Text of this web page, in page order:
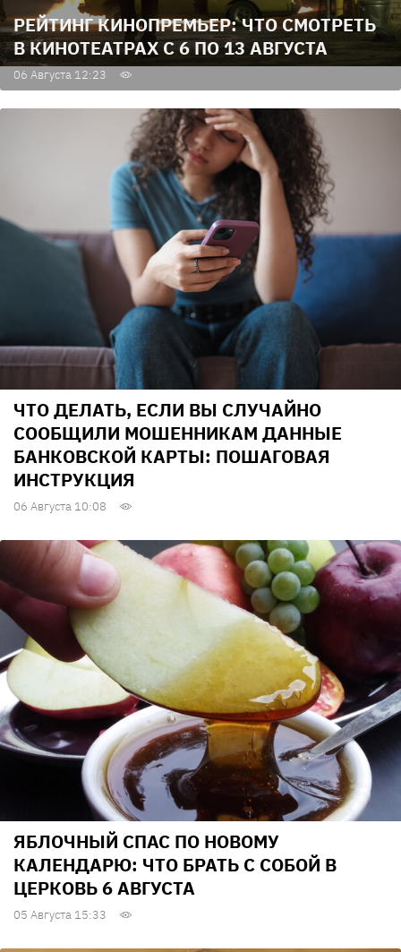
РЕЙТИНГ КИНОПРЕМЬЕР: ЧТО СМОТРЕТЬ
В КИНОТЕАТРАХ С 6 ПО 13 АВГУСТА
06 Августа 12:23
ЧТО ДЕЛАТЬ, ЕСЛИ ВЫ СЛУЧАЙНО
СООБЩИЛИ МОШЕННИКАМ ДАННЫЕ
БАНКОВСКОЙ КАРТЫ: ПОШАГОВАЯ
ИНСТРУКЦИЯ
06 Августа 10:08
ЯБЛОЧНЫЙ СПАС ПО НОВОМУ
КАЛЕНДАРЮ: ЧТО БРАТЬ С СОБОЙ В
ЦЕРКОВЬ 6 АВГУСТА
05 Августа 15:33